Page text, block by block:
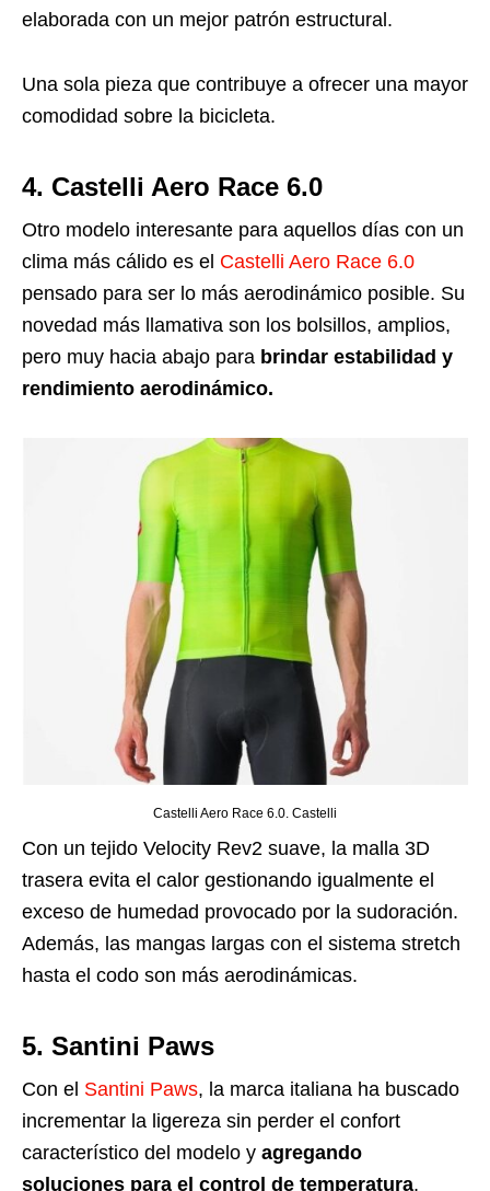
elaborada con un mejor patrón estructural.
Una sola pieza que contribuye a ofrecer una mayor
comodidad sobre la bicicleta.
4. Castelli Aero Race 6.0
Otro modelo interesante para aquellos días con un
clima más cálido es el Castelli Aero Race 6.0
pensado para ser lo más aerodinámico posible. Su
novedad más llamativa son los bolsillos, amplios,
pero muy hacia abajo para brindar estabilidad y
rendimiento aerodinámico.
Castelli Aero Race 6.0. Castelli
Con un tejido Velocity Rev2 suave, la malla 3D
trasera evita el calor gestionando igualmente el
exceso de humedad provocado por la sudoración.
Además, las mangas largas con el sistema stretch
hasta el codo son más aerodinámicas.
5. Santini Paws
Con el Santini Paws, la marca italiana ha buscado
incrementar la ligereza sin perder el confort
característico del modelo y agregando
soluciones para el control de temperatura,